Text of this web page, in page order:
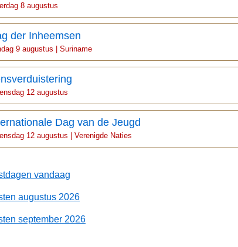
8 augustus
der Inheemsen
9 augustus | Suriname
12 augustus
Dag van de Jeugd
12 augustus | Verenigde Naties
vandaag
augustus 2026
september 2026